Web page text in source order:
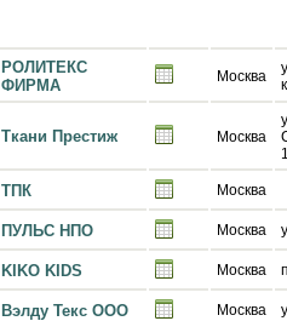
РОЛИТЕКС
ФИРМА
Москва
Ткани Престиж Москва
ТПК Москва
ПУЛЬС НПО Москва
KIKO KIDS Москва
Вэлду Текс ООО Москва